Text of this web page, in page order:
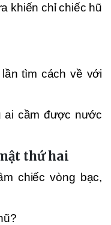
khiến chỉ chiếc hũ
tìm cách về với
ai cầm được nước
thứ hai
chiếc vòng bạc,